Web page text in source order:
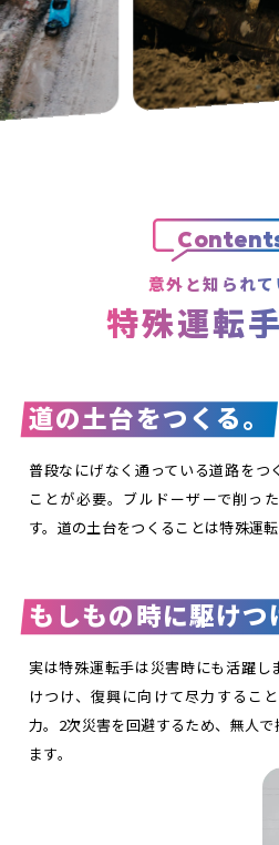
意外と知られ
特殊運転
道の土台をつくる。
普段なにげなく通っている道路をつ
ことが必要。ブルドーザーで削っ
す。道の土台をつくることは特殊運
もしもの時に駆けつ
実は特殊運転手は災害時にも活躍し
けつけ、復興に向けて尽力するこ
力。2次災害を回避するため、無人
ます。